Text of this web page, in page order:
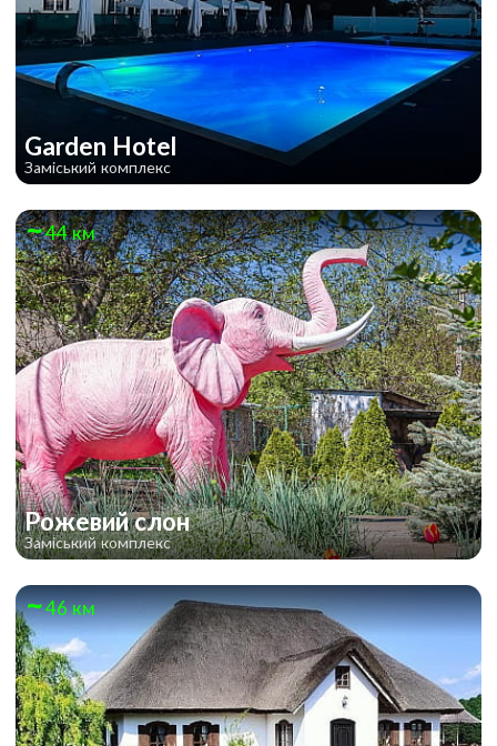
Garden Hotel
Заміський комплекс
44 км
Рожевий слон
Заміський комплекс
46 км